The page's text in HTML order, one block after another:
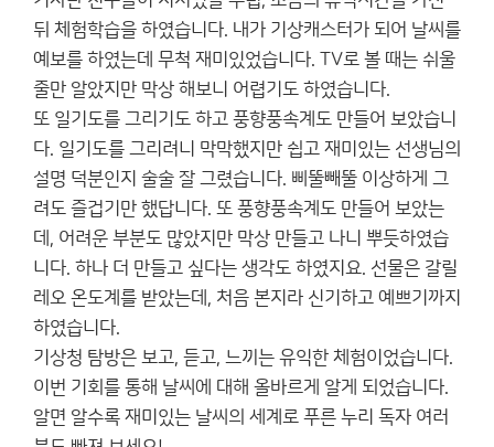
뒤 체험학습을 하였습니다. 내가 기상캐스터가 되어 날씨를
예보를 하였는데 무척 재미있었습니다. TV로 볼 때는 쉬울
줄만 알았지만 막상 해보니 어렵기도 하였습니다.
또 일기도를 그리기도 하고 풍향풍속계도 만들어 보았습니
다. 일기도를 그리려니 막막했지만 쉽고 재미있는 선생님의
설명 덕분인지 술술 잘 그렸습니다. 삐뚤빼뚤 이상하게 그
려도 즐겁기만 했답니다. 또 풍향풍속계도 만들어 보았는
데, 어려운 부분도 많았지만 막상 만들고 나니 뿌듯하였습
니다. 하나 더 만들고 싶다는 생각도 하였지요. 선물은 갈릴
레오 온도계를 받았는데, 처음 본지라 신기하고 예쁘기까지
하였습니다.
기상청 탐방은 보고, 듣고, 느끼는 유익한 체험이었습니다.
이번 기회를 통해 날씨에 대해 올바르게 알게 되었습니다.
알면 알수록 재미있는 날씨의 세계로 푸른 누리 독자 여러